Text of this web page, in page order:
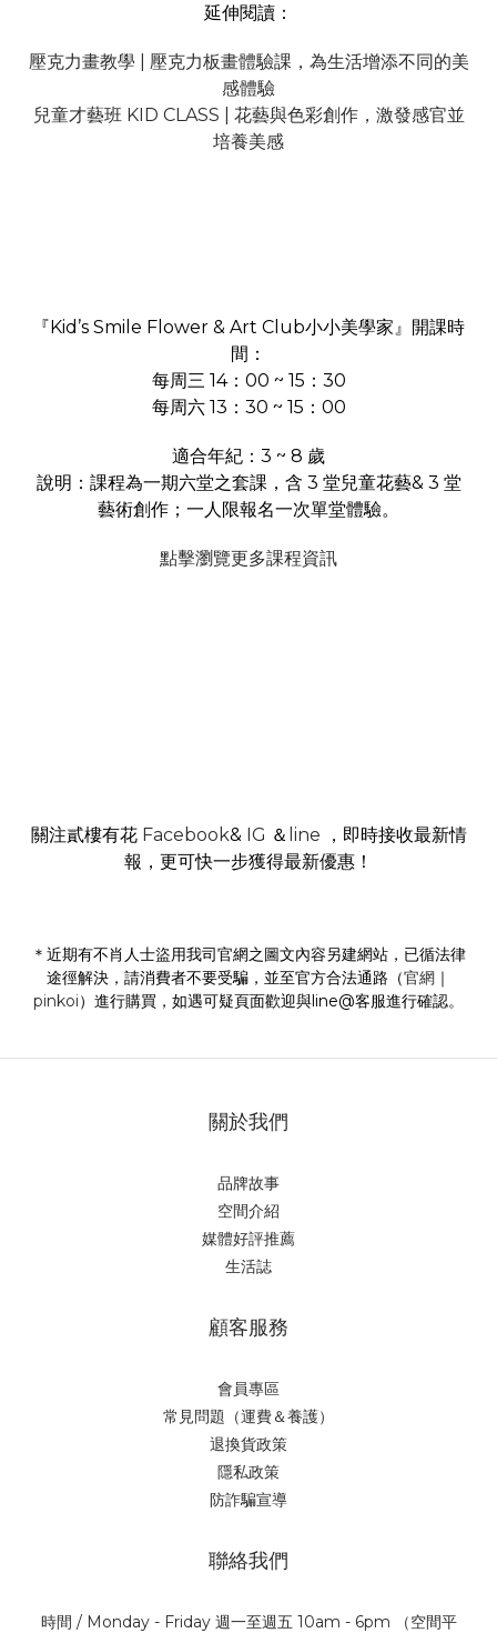
延伸閱讀：
壓克力畫教學 | 壓克力板畫體驗課，為生活增添不同的美
感體驗
兒童才藝班 KID CLASS | 花藝與色彩創作，激發感官並
培養美感
『Kid’s Smile Flower & Art Club小小美學家』 開課時
間：
每周三 14：00 ~ 15：30
每周六 13：30 ~ 15：00
適合年紀：3 ~ 8 歲
說明：課程為一期六堂之套課，含 3 堂兒童花藝& 3 堂
藝術創作；一人限報名一次單堂體驗。
點擊瀏覽更多課程資訊
關注貳樓有花 Facebook& IG ＆ line ，即時接收最新情
報，更可快一步獲得最新優惠！
＊近期有不肖人士盜用我司官網之圖文內容另建網站，已循法律
途徑解決，請消費者不要受騙，並至官方合法通路（官網 ｜
pinkoi）進行購買，如遇可疑頁面歡迎與line@客服進行確認。
關於我們
品牌故事
空間介紹
媒體好評推薦
生活誌
顧客服務
會員專區
常見問題（運費＆養護）
退換貨政策
隱私政策
防詐騙宣導
聯絡我們
時間 / Monday - Friday 週一至週五 10am - 6pm （空間平